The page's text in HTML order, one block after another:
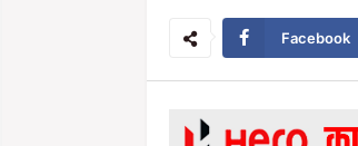
Facebook